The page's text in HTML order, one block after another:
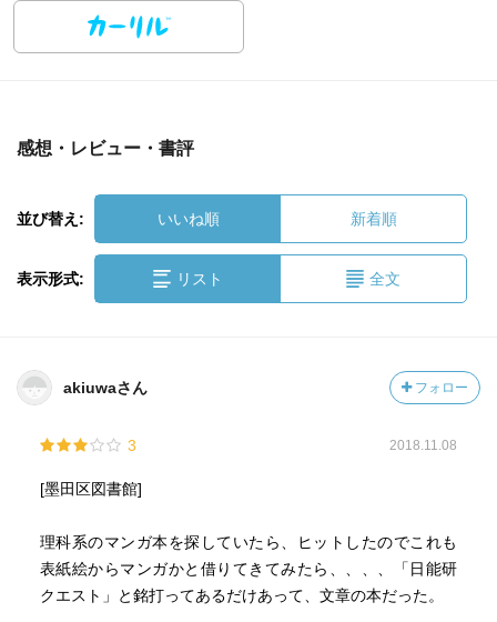
感想・レビュー・書評
並び替え: いいね順 新着順
表示形式: リスト 全文
akiuwaさん フォロー
3 2018.11.08
[墨田区図書館]
理科系のマンガ本を探していたら、ヒットしたのでこれも
表紙絵からマンガかと借りてきてみたら、、、、「日能研
クエスト」と銘打ってあるだけあって、文章の本だった。